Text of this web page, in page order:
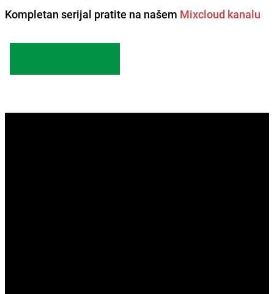
Kompletan serijal pratite na našem Mixcloud kanalu